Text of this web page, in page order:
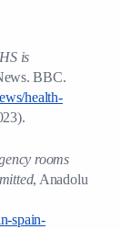
is
BBC.
health-
rooms
, Anadolu
spain-